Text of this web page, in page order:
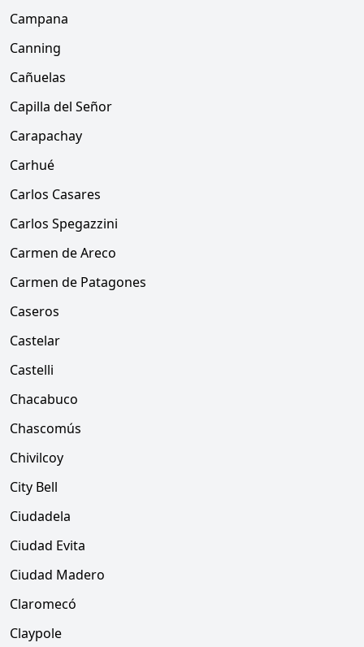
Campana
Canning
Cañuelas
Capilla del Señor
Carapachay
Carhué
Carlos Casares
Carlos Spegazzini
Carmen de Areco
Carmen de Patagones
Caseros
Castelar
Castelli
Chacabuco
Chascomús
Chivilcoy
City Bell
Ciudadela
Ciudad Evita
Ciudad Madero
Claromecó
Claypole